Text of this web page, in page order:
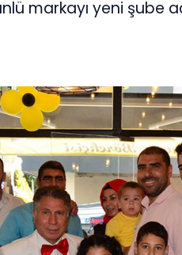
markayı yeni şube